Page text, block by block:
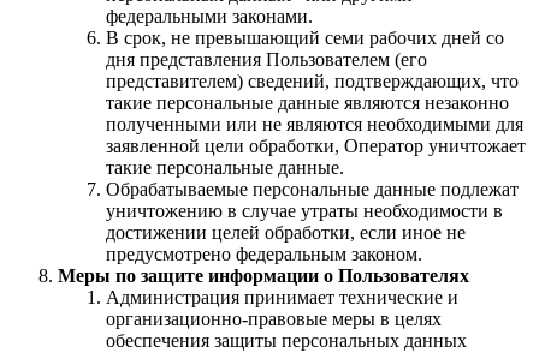
федеральными законами.
В срок, не превышающий семи рабочих дней со
дня представления Пользователем (его
представителем) сведений, подтверждающих, что
такие персональные данные являются незаконно
полученными или не являются необходимыми для
заявленной цели обработки, Оператор уничтожает
такие персональные данные.
Обрабатываемые персональные данные подлежат
уничтожению в случае утраты необходимости в
достижении целей обработки, если иное не
предусмотрено федеральным законом.
Меры по защите информации о Пользователях
Администрация принимает технические и
организационно-правовые меры в целях
обеспечения защиты персональных данных